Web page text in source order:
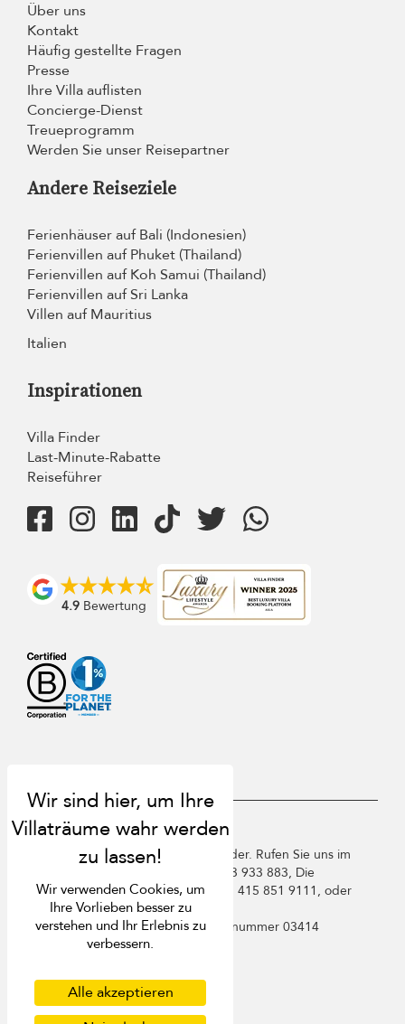
Über uns
Kontakt
Häufig gestellte Fragen
Presse
Ihre Villa auflisten
Concierge-Dienst
Treueprogramm
Werden Sie unser Reisepartner
Andere Reiseziele
Ferienhäuser auf Bali (Indonesien)
Ferienvillen auf Phuket (Thailand)
Ferienvillen auf Koh Samui (Thailand)
Ferienvillen auf Sri Lanka
Villen auf Mauritius
Italien
Inspirationen
Villa Finder
Last-Minute-Rabatte
Reiseführer
4.9 Bewertung
USD $ de Deutsch
Copyright ©️ 2026 St. Barts Villa Finder. Rufen Sie uns im
Vereinigten Königreich an +44 2 033 933 883, Die
Vereinigten Staaten von Amerika +1 415 851 9111, oder
Frankreich +33 1 78 90 04 96.
Villa Finder Pte. Ltd. ist unterLizenznummer 03414
Datenschutzbestimmungen
Cookies
Wir verwenden Cookies, um
Ihre Vorlieben besser zu
verstehen und Ihr Erlebnis zu
verbessern.
Alle akzeptieren